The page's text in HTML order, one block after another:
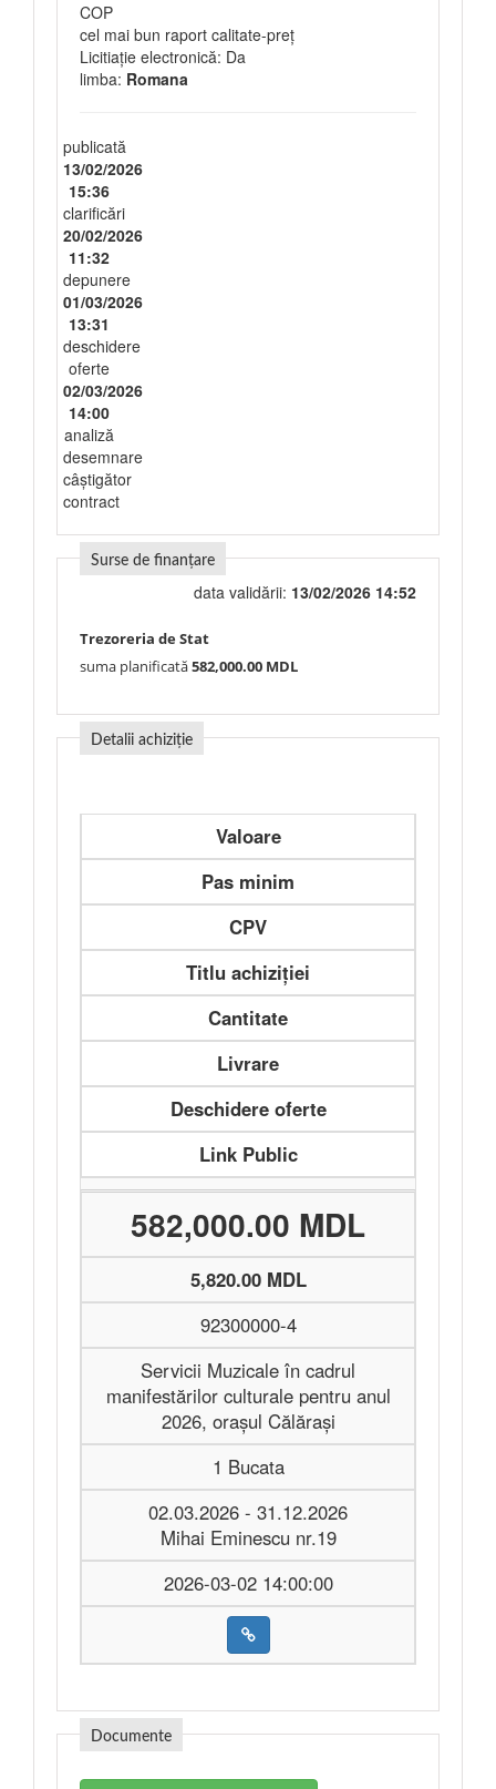
COP
cel mai bun raport calitate-preţ
Licitiație electronică: Da
limba: Romana
publicată
13/02/2026
15:36
clarificări
20/02/2026
11:32
depunere
01/03/2026
13:31
deschidere
oferte
02/03/2026
14:00
analiză
desemnare
câștigător
contract
Surse de finanțare
data validării: 13/02/2026 14:52
Trezoreria de Stat
suma planificată582,000.00 MDL
Detalii achiziție
Valoare
Pas minim
CPV
Titlu achiziției
Cantitate
Livrare
Deschidere oferte
Link Public
582,000.00 MDL
5,820.00 MDL
92300000-4
Servicii Muzicale în cadrul
manifestărilor culturale pentru anul
2026, orașul Călărași
1 Bucata
02.03.2026 - 31.12.2026
Mihai Eminescu nr.19
2026-03-02 14:00:00
Documente